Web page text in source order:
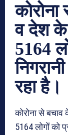
व देश के
5164
रहा है।
कोरोना से
5164 लोगों को